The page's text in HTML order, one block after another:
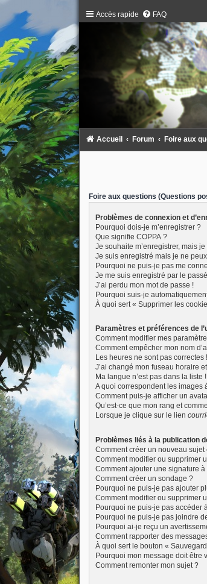
Accès rapide FAQ
Accueil Forum Foire aux
Foire aux questions (Questions
Problèmes de connexion et
Pourquoi dois-je m’enregistrer ?
Que signifie COPPA ?
Je souhaite m’enregistrer, mais je
Je suis enregistré mais je ne
Pourquoi ne puis-je pas me
Je me suis enregistré par le
J’ai perdu mon mot de passe !
Pourquoi suis-je
À quoi sert « Supprimer les
Paramètres et préférences de
Comment modifier mes
Comment empêcher mon nom
Les heures ne sont pas correctes !
J’ai changé mon fuseau horaire
Ma langue n’est pas dans la liste !
A quoi correspondent les images
Comment puis-je afficher un
Qu’est-ce que mon rang et
Lorsque je clique sur le lien
Problèmes liés à la publication
Comment créer un nouveau
Comment modifier ou supprimer
Comment ajouter une signature
Comment créer un sondage ?
Pourquoi ne puis-je pas ajouter
Comment modifier ou supprimer
Pourquoi ne puis-je pas accéder
Pourquoi ne puis-je pas joindre
Pourquoi ai-je reçu un
Comment rapporter des
À quoi sert le bouton «
Pourquoi mon message doit être
Comment remonter mon sujet ?